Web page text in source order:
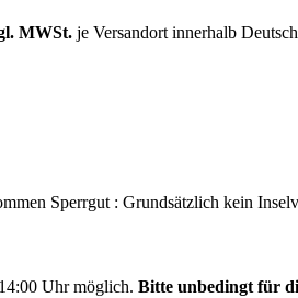
MWSt. je Versandort innerhalb
Sperrgut : Grundsätzlich kein
Uhr möglich. Bitte unbedingt für